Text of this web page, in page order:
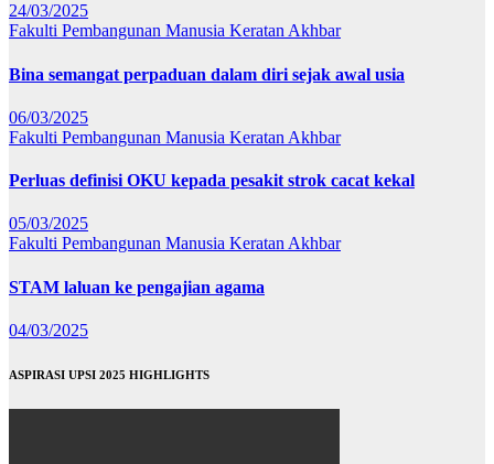
24/03/2025
Fakulti Pembangunan Manusia Keratan Akhbar
Bina semangat perpaduan dalam diri sejak awal usia
06/03/2025
Fakulti Pembangunan Manusia Keratan Akhbar
Perluas definisi OKU kepada pesakit strok cacat kekal
05/03/2025
Fakulti Pembangunan Manusia Keratan Akhbar
STAM laluan ke pengajian agama
04/03/2025
ASPIRASI UPSI 2025 HIGHLIGHTS